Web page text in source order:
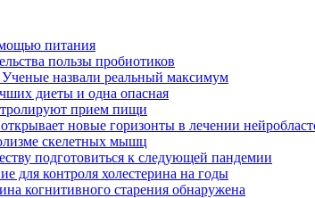
питания
пользы пробиотиков
назвали реальный максимум
диеты и одна опасная
прием пищи
новые горизонты в лечении
скелетных мышц
подготовиться к следующей пандемии
для контроля холестерина на годы
когнитивного старения обнаружена